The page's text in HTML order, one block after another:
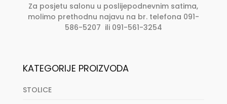
Za posjetu salonu u poslijepodnevnim satima,
molimo prethodnu najavu na br. telefona 091-
586-5207 ili 091-561-3254
KATEGORIJE PROIZVODA
STOLICE